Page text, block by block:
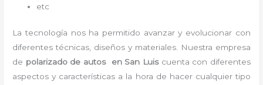
etc
La tecnología nos ha permitido avanzar y evolucionar con
diferentes técnicas, diseños y materiales. Nuestra empresa
de polarizado de autos en San Luiscuenta con diferentes
aspectos y características a la hora de hacer cualquier tipo